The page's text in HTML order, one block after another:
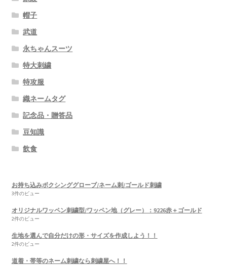
帽子
武道
永ちゃんスーツ
特大刺繍
特攻服
織ネームタグ
記念品・贈答品
豆知識
飲食
お持ち込みボクシンググローブ/ネーム刺/ゴールド刺繍
3件のビュー
オリジナルワッペン刺繍型/ワッペン地（グレー）：9226赤＋ゴールド
2件のビュー
生地を選んで自分だけの形・サイズを作成しよう！！
2件のビュー
道着・帯等のネーム刺繍なら刺繍屋へ！！